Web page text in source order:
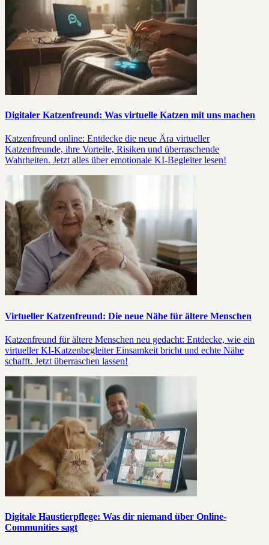
Digitaler Katzenfreund: Was virtuelle Katzen mit uns machen
Katzenfreund online: Entdecke die neue Ära virtueller
Katzenfreunde, ihre Vorteile, Risiken und überraschende
Wahrheiten. Jetzt alles über emotionale KI-Begleiter lesen!
Virtueller Katzenfreund: Die neue Nähe für ältere Menschen
Katzenfreund für ältere Menschen neu gedacht: Entdecke, wie ein
virtueller KI-Katzenbegleiter Einsamkeit bricht und echte Nähe
schafft. Jetzt überraschen lassen!
Digitale Haustierpflege: Was dir niemand über Online-
Communities sagt